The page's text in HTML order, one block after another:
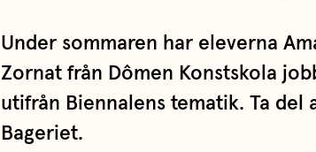
Under sommaren har eleverna
Zornat från Dômen Konstskola
utifrån Biennalens tematik. Ta del
Bageriet.